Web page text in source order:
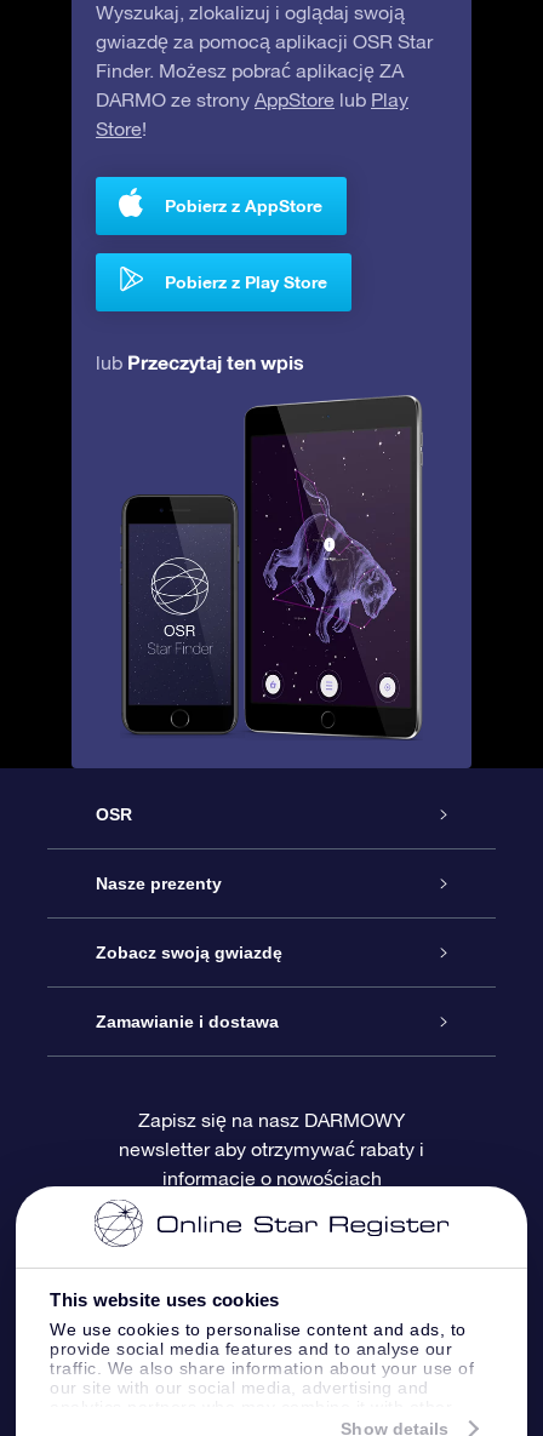
This website uses cookies
We use cookies to personalise content and ads, to
provide social media features and to analyse our
traffic. We also share information about your use of
our site with our social media, advertising and
information that you’ve provided to them or that
Show details
Wyszukaj, zlokalizuj i oglądaj swoją
gwiazdę za pomocą aplikacji OSR Star
Finder. Możesz pobrać aplikację ZA
DARMO ze strony AppStore lub Play
Store!
Pobierz z AppStore
Pobierz z Play Store
lub Przeczytaj ten wpis
OSR
Obsługa
Kontakt
Blog
Recenzje
Nasze prezenty
Podarunek Gwiazda Online
Pakiet Podarunkowy OSR
Karta podarunkowa OSR
Prezenty firmowe
Zobacz swoją gwiazdę
Rejestr Gwiazd
Sprsonalizowana Strona Gwiazdy
One Million Stars
Gwieździsty Wygaszacz Ekranu OSR
Aplikacja VR „Fly me to the stars”
Zamawianie i dostawa
Metody płatności
Dostawa
Polityka zwrotów
Gwiazdozbiorach
Zapisz się na nasz DARMOWY
newsletter aby otrzymywać rabaty i
informacje o nowościach